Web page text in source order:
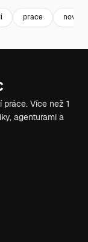
prace nová
Více než 1
agenturami a